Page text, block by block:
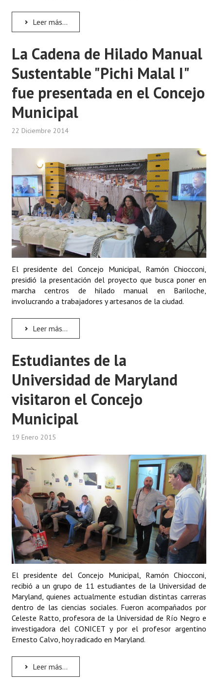
Banca del Vecino - Registro
Bariloche, Municipio intercultural
Entrega de distinciones
REFORMA DE LA CARTA ORGÁNICA
Leer más...
La Cadena de Hilado Manual
Sustentable "Pichi Malal I"
fue presentada en el Concejo
Municipal
22 Diciembre 2014
El presidente del Concejo Municipal, Ramón Chiocconi,
presidió la presentación del proyecto que busca poner en
marcha centros de hilado manual en Bariloche,
involucrando a trabajadores y artesanos de la ciudad.
Leer más...
Estudiantes de la
Universidad de Maryland
visitaron el Concejo
Municipal
19 Enero 2015
El presidente del Concejo Municipal, Ramón Chiocconi,
recibió a un grupo de 11 estudiantes de la Universidad de
Maryland, quienes actualmente estudian distintas carreras
dentro de las ciencias sociales. Fueron acompañados por
Celeste Ratto, profesora de la Universidad de Río Negro e
investigadora del CONICET y por el profesor argentino
Ernesto Calvo, hoy radicado en Maryland.
Leer más...